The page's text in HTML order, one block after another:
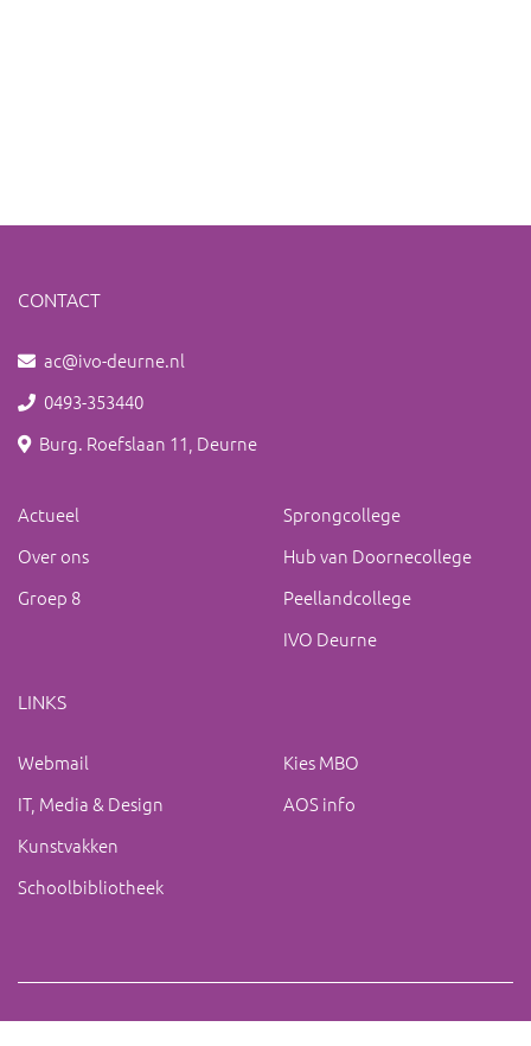
CONTACT
ac@ivo-deurne.nl
0493-353440
Burg. Roefslaan 11, Deurne
Actueel
Over ons
Groep 8
Sprongcollege
Hub van Doornecollege
Peellandcollege
IVO Deurne
LINKS
Webmail
IT, Media & Design
Kunstvakken
Schoolbibliotheek
Kies MBO
AOS info